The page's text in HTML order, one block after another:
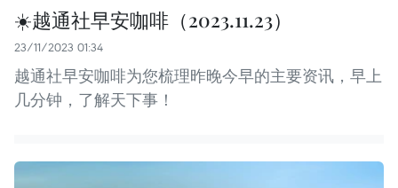
☀️越通社早安咖啡（2023.11.23）
23/11/2023 01:34
越通社早安咖啡为您梳理昨晚今早的主要资讯，早上
几分钟，了解天下事！